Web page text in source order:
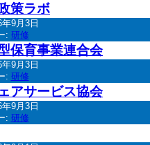
策ラボ
9月3日
: 研修
保育事業連合会
9月3日
: 研修
アサービス協会
9月3日
: 研修